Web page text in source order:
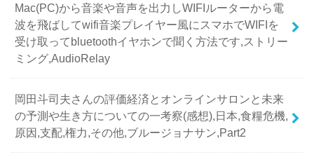
Mac(PC)から音楽や音声を出力しWIFIルーターから電
波を飛ばしてwifi音楽プレイヤー風にスマホでWIFIを
受け取ってbluetoothイヤホンで聞く方法です,ストリー
ミング,AudioRelay
岡田斗司夫さんの評価経済とオンラインサロンと未来
の予測や生き方についての一考察(感想),日本,食糧危機,
原因,支配,権力,その他,ブルージョナサン,Part2